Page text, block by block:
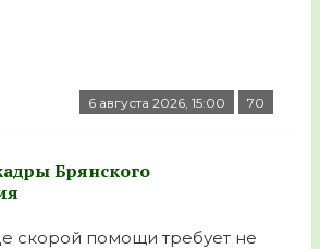
6 августа 2026, 15:00 70
Брянского
скорой помощи требует не